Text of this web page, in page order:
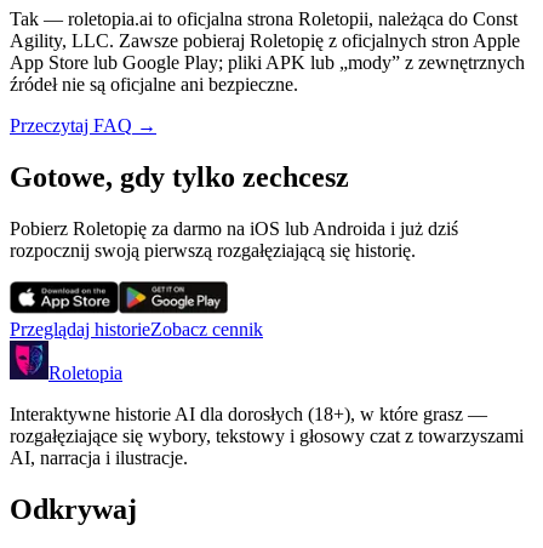
Tak — roletopia.ai to oficjalna strona Roletopii, należąca do Const
Agility, LLC. Zawsze pobieraj Roletopię z oficjalnych stron Apple
App Store lub Google Play; pliki APK lub „mody” z zewnętrznych
źródeł nie są oficjalne ani bezpieczne.
Przeczytaj FAQ →
Gotowe, gdy tylko zechcesz
Pobierz Roletopię za darmo na iOS lub Androida i już dziś
rozpocznij swoją pierwszą rozgałęziającą się historię.
Przeglądaj historieZobacz cennik
Roletopia
Interaktywne historie AI dla dorosłych (18+), w które grasz —
rozgałęziające się wybory, tekstowy i głosowy czat z towarzyszami
AI, narracja i ilustracje.
Odkrywaj